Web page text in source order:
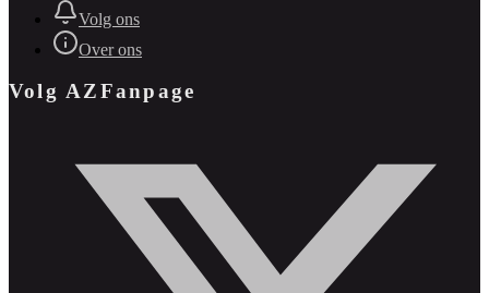
Volg ons
Over ons
Volg AZFanpage